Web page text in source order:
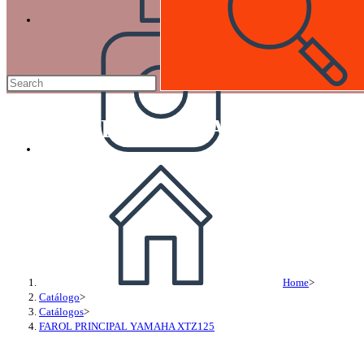
FAROL PRINCIPAL YAMAHA
Home>
Catálogo>
Catálogos>
FAROL PRINCIPAL YAMAHA XTZ125